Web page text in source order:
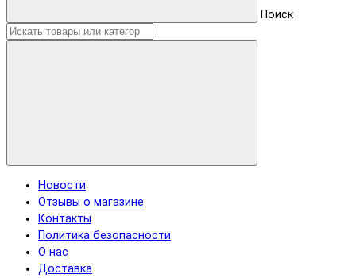
Поиск
Новости
Отзывы о магазине
Контакты
Политика безопасности
О нас
Доставка